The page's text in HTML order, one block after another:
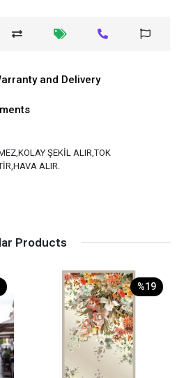
and Delivery
ŞEKİL ALIR,TOK
ALIR.
Products
%19